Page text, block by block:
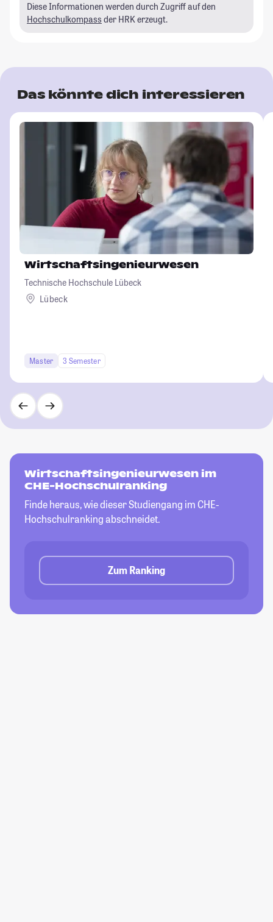
Diese Informationen werden durch Zugriff auf den
Hochschulkompass der HRK erzeugt.
Das könnte dich interessieren
Wirtschaftsingenieurwesen
Technische Hochschule Lübeck
Lübeck
Master 3 Semester
Wirtschaftsingenieurwesen im
CHE-Hochschulranking
Finde heraus, wie dieser Studiengang im CHE-
Hochschulranking abschneidet.
Zum Ranking